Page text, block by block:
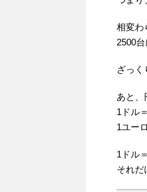
相変わ
2500
ざっく
あと、
1ドル
1ユー
1ドル
それだ